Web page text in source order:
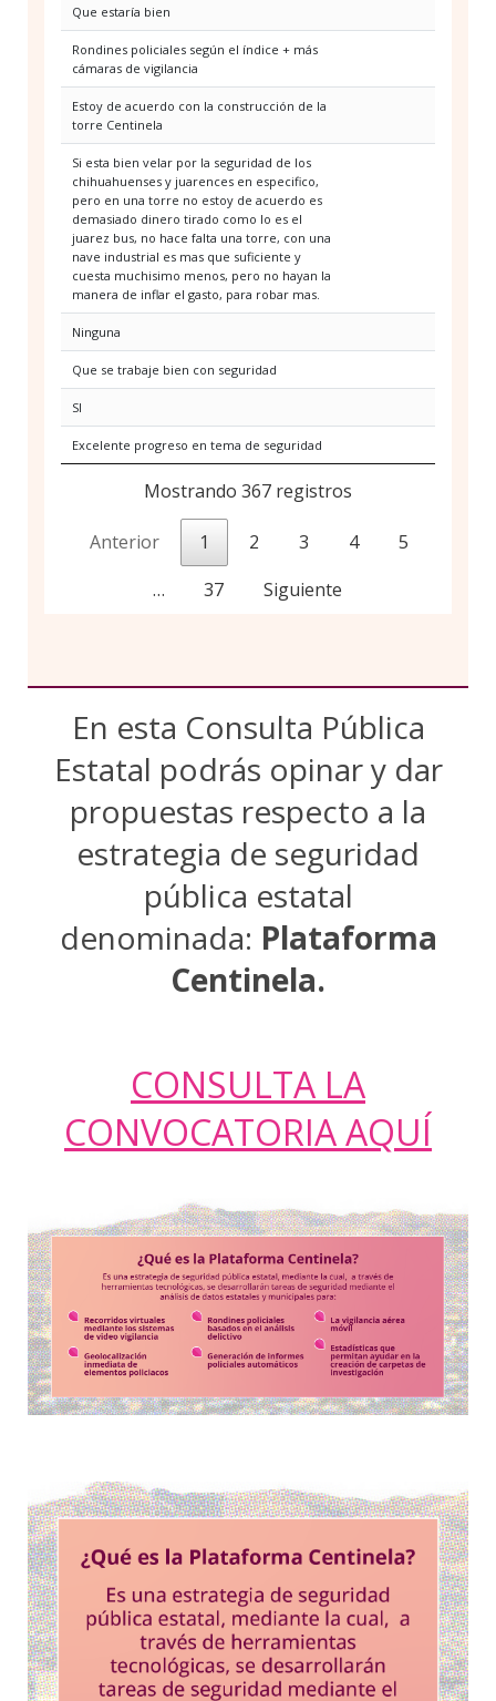
Que estaría bien
Rondines policiales según el índice + más
cámaras de vigilancia
Estoy de acuerdo con la construcción de la
torre Centinela
Si esta bien velar por la seguridad de los
chihuahuenses y juarences en especifico,
pero en una torre no estoy de acuerdo es
demasiado dinero tirado como lo es el
juarez bus, no hace falta una torre, con una
nave industrial es mas que suficiente y
cuesta muchisimo menos, pero no hayan la
manera de inflar el gasto, para robar mas.
Ninguna
Que se trabaje bien con seguridad
SI
Excelente progreso en tema de seguridad
Mostrando 367 registros
Anterior 1 2 3 4
5
…
37 Siguiente
En esta Consulta Pública
Estatal podrás opinar y dar
propuestas respecto a la
estrategia de seguridad
pública estatal
denominada: Plataforma
Centinela.
CONSULTA LA
CONVOCATORIA AQUÍ